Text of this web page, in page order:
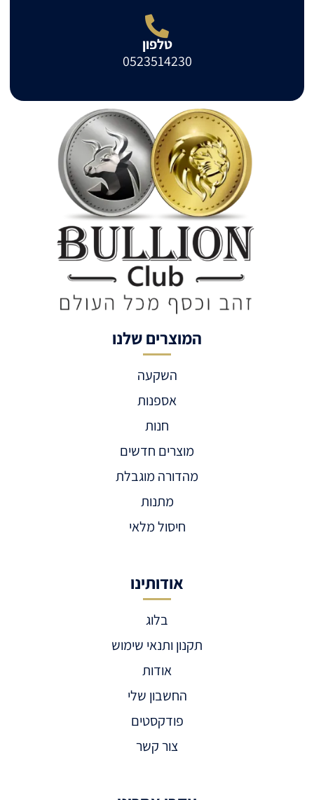
טלפון
0523514230
המוצרים שלנו
השקעה
אספנות
חנות
מוצרים חדשים
מהדורה מוגבלת
מתנות
חיסול מלאי
אודותינו
בלוג
תקנון ותנאי שימוש
אודות
החשבון שלי
פודקסטים
צור קשר